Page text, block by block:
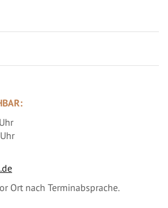
Ort nach Terminabsprache.